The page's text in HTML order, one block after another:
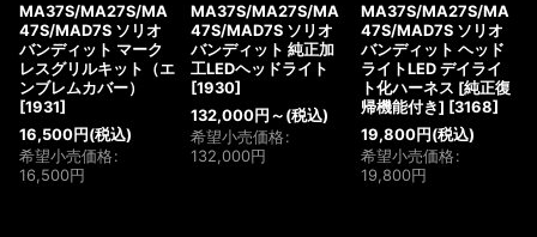
MA37S/MA27S/MA
47S/MAD7S ソリオ
バンディット マーク
レスグリルキット（エ
ンブレムカバー）
[1931]
16,500円(税込)
希望小売価格:
16,500円
MA37S/MA27S/MA
47S/MAD7S ソリオ
バンディット 純正加
工LEDヘッドライト
[1930]
132,000円 ～ (税込)
希望小売価格:
132,000円
MA37S/MA27S/MA
47S/MAD7S ソリオ
バンディット ヘッド
ライトLED デイライ
ト化ハーネス [純正復
帰機能付き] [3168]
19,800円(税込)
希望小売価格:
19,800円